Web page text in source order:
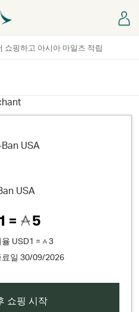
쇼핑하고 아시아 마일즈 적립
USA
= 5
USD1 =
3
료일 30/09/2026
쇼핑 시작